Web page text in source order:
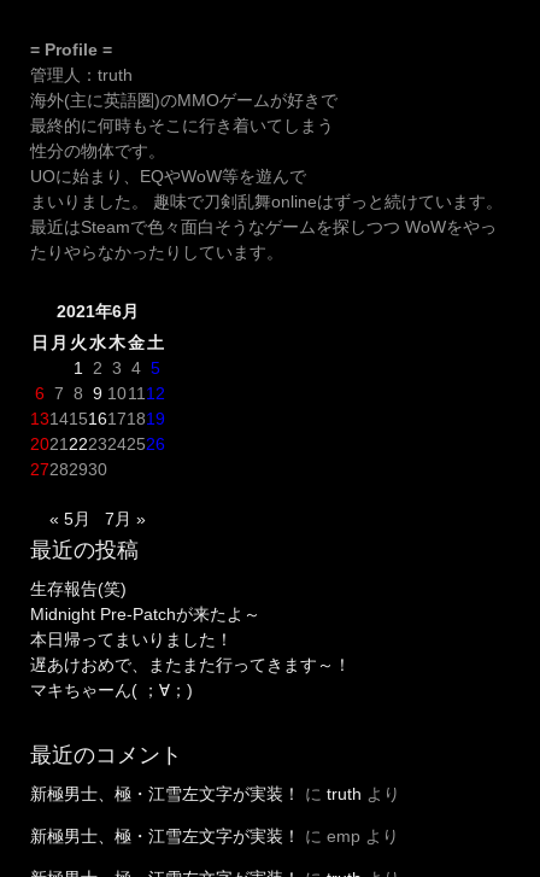
= Profile =
管理人：truth
海外(主に英語圏)のMMOゲームが好きで
最終的に何時もそこに行き着いてしまう
性分の物体です。
UOに始まり、EQやWoW等を遊んで
まいりました。 趣味で刀剣乱舞onlineはずっと続けています。
最近はSteamで色々面白そうなゲームを探しつつ WoWをやっ
たりやらなかったりしています。
2021年6月
日 月 火水木金土
1
2 3 4 5
6 7 8 9 1011 12
13141516171819
2021 2223242526
27282930
« 5月 7月 »
最近の投稿
生存報告(笑)
Midnight Pre-Patchが来たよ～
本日帰ってまいりました！
遅あけおめで、またまた行ってきます～！
マキちゃーん( ；∀；)
最近のコメント
新極男士、極・江雪左文字が実装！ に truth より
新極男士、極・江雪左文字が実装！ に emp より